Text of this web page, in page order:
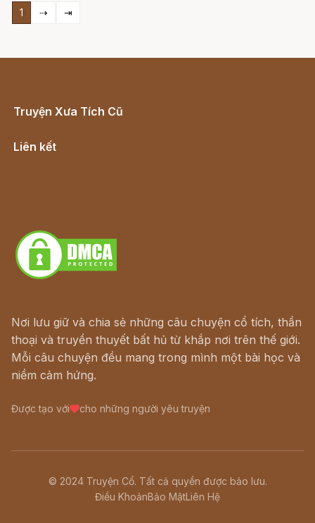
1 ⇢ ⇥
Truyện Xưa Tích Cũ
Liên kết
Nơi lưu giữ và chia sẻ những câu chuyện cổ tích, thần
thoại và truyền thuyết bất hủ từ khắp nơi trên thế giới.
Mỗi câu chuyện đều mang trong mình một bài học và
niềm cảm hứng.
Được tạo với cho những người yêu truyện
© 2024 Truyện Cổ. Tất cả quyền được bảo lưu.
Điều KhoảnBảo MậtLiên Hệ